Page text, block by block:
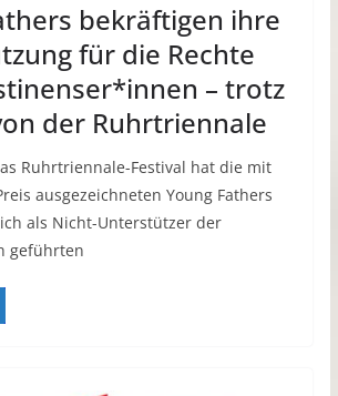
bekräftigen ihre
für die Rechte
– trotz
der Ruhrtriennale
Ruhrtriennale-Festival hat die mit
ausgezeichneten Young Fathers
als Nicht-Unterstützer der
geführten